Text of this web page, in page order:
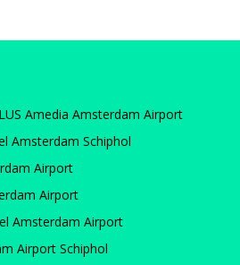
Amedia Amsterdam Airport
Amsterdam Schiphol
Airport
Airport
Amsterdam Airport
Airport Schiphol